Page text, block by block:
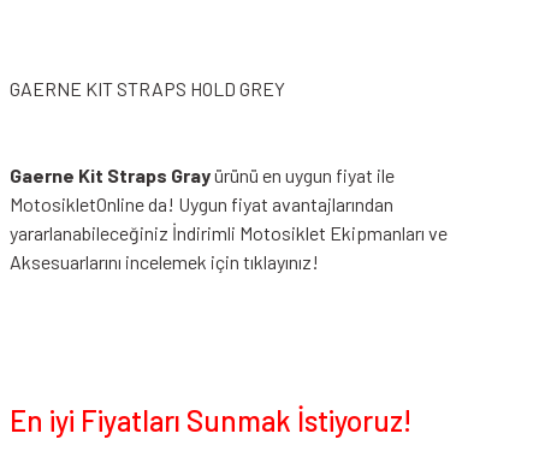
GAERNE KIT STRAPS HOLD GREY
Gaerne Kit Straps Grayürünü en uygun fiyat ile
MotosikletOnline da! Uygun fiyat avantajlarından
yararlanabileceğiniz İndirimli Motosiklet Ekipmanları ve
Aksesuarlarını incelemek için tıklayınız!
En iyi Fiyatları Sunmak İstiyoruz!